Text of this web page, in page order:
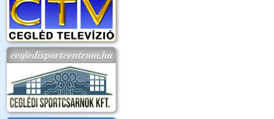
cegledisportcentrum.hu